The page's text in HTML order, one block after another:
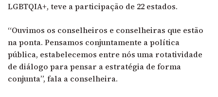
LGBTQIA+, teve a participação de 22 estados.
“Ouvimos os conselheiros e conselheiras que estão
na ponta. Pensamos conjuntamente a política
pública, estabelecemos entre nós uma rotatividade
de diálogo para pensar a estratégia de forma
conjunta”, fala a conselheira.